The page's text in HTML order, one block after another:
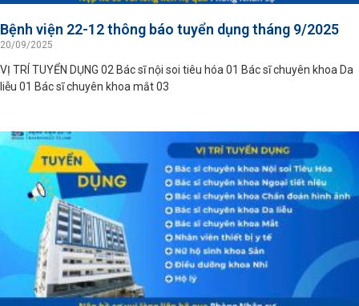
Bệnh viện 22-12 thông báo tuyển dụng tháng 9/2025
20/09/2025
VỊ TRÍ TUYỂN DỤNG 02 Bác sĩ nội soi tiêu hóa 01 Bác sĩ chuyên khoa Da
liễu 01 Bác sĩ chuyên khoa mắt 03